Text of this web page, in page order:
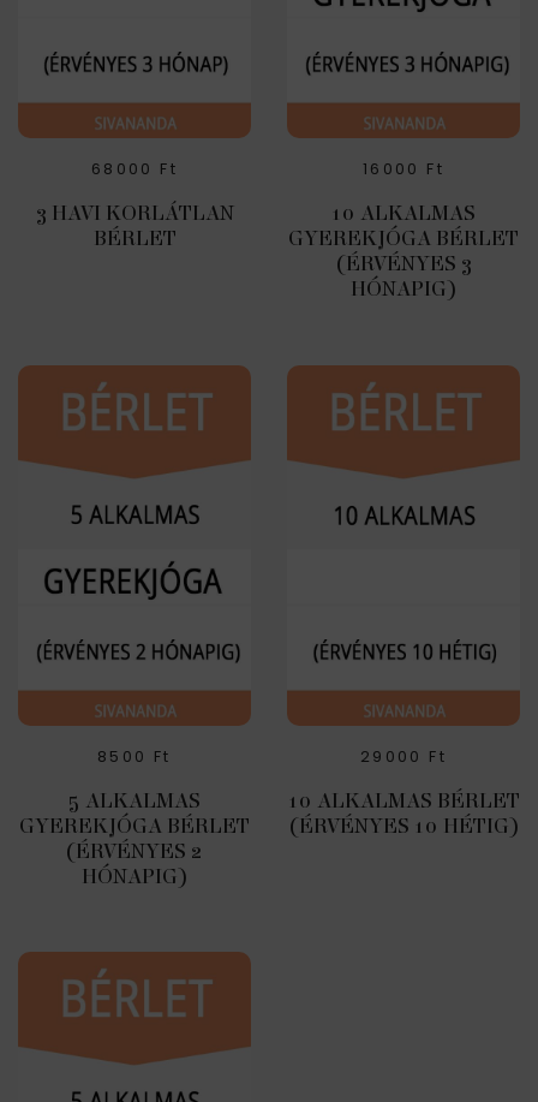
68000 Ft
3 HAVI KORLÁTLAN
BÉRLET
16000 Ft
10 ALKALMAS
GYEREKJÓGA BÉRLET
(ÉRVÉNYES 3
HÓNAPIG)
8500 Ft
5 ALKALMAS
GYEREKJÓGA BÉRLET
(ÉRVÉNYES 2
HÓNAPIG)
29000 Ft
10 ALKALMAS BÉRLET
(ÉRVÉNYES 10 HÉTIG)